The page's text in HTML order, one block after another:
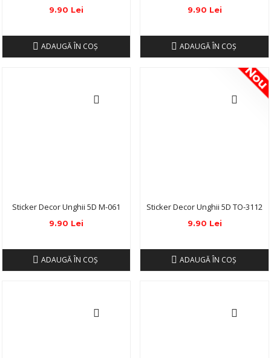
9.90 Lei
ADAUGĂ ÎN COŞ
9.90 Lei
ADAUGĂ ÎN COŞ
Sticker Decor Unghii 5D M-061
9.90 Lei
ADAUGĂ ÎN COŞ
Sticker Decor Unghii 5D TO-3112
9.90 Lei
ADAUGĂ ÎN COŞ